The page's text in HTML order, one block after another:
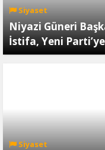
Siyaset
Niyazi Güneri
İstifa, Yeni
Siyaset